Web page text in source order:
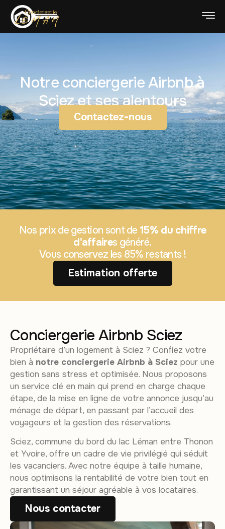
Notre conciergerie Airbnb à
Sciez et ses alentours
Contactez-nous
Nos prix de gestion sont de 15% du chiffre
d'affaires généré.
Vous conservez les 85% restants !
Estimation offerte
Conciergerie Airbnb Sciez
Propriétaire d’un logement à Sciez ? Confiez votre
bien à notre conciergerie Airbnb à Sciez pour une
gestion sans stress et optimisée. Nous proposons
un service clé en main qui prend en charge chaque
étape, de la mise en ligne de votre annonce jusqu’au
ménage de départ, en passant par l’accueil des
voyageurs et la gestion des réservations.
Sciez, commune du bord du lac Léman entre Thonon
et Yvoire, offre un cadre de vie privilégié qui séduit
les vacanciers. Avec notre équipe à taille humaine,
nous optimisons la rentabilité de votre bien tout en
garantissant un séjour agréable à vos locataires.
Nous contacter